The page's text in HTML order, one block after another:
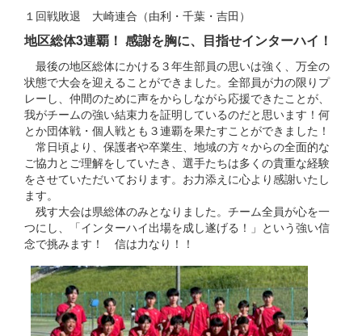
１回戦敗退 大崎連合（由利・千葉・吉田）
地区総体3連覇！ 感謝を胸に、目指せインターハイ！
最後の地区総体にかける３年生部員の思いは強く、万全の
状態で大会を迎えることができました。全部員が力の限りプ
レーし、仲間のために声をからしながら応援できたことが、
我がチームの強い結束力を証明しているのだと思います！何
とか団体戦・個人戦とも３連覇を果たすことができました！
常日頃より、保護者や卒業生、地域の方々からの全面的な
ご協力とご理解をしていたき、選手たちは多くの貴重な経験
をさせていただいております。お力添えに心より感謝いたし
ます。
残す大会は県総体のみとなりました。チーム全員が心を一
つにし、「インターハイ出場を成し遂げる！」という強い信
念で挑みます！ 信は力なり！！